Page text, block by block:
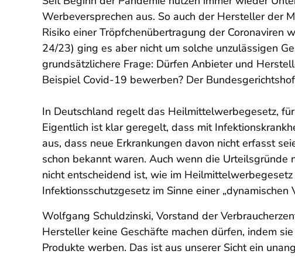
Werbeversprechen aus. So auch der Hersteller der
Risiko einer Tröpfchenübertragung der Coronaviren
24/23) ging es aber nicht um solche unzulässigen
grundsätzlichere Frage: Dürfen Anbieter und
Beispiel Covid-19 bewerben? Der
In Deutschland regelt das Heilmittelwerbegesetz,
Eigentlich ist klar geregelt, dass mit
aus, dass neue Erkrankungen davon nicht erfasst
schon bekannt waren. Auch wenn die
nicht entscheidend ist, wie im
Infektionsschutzgesetz im Sinne einer
Wolfgang Schuldzinski, Vorstand der
Hersteller keine Geschäfte machen dürfen, indem
Produkte werben. Das ist aus unserer Sicht ein